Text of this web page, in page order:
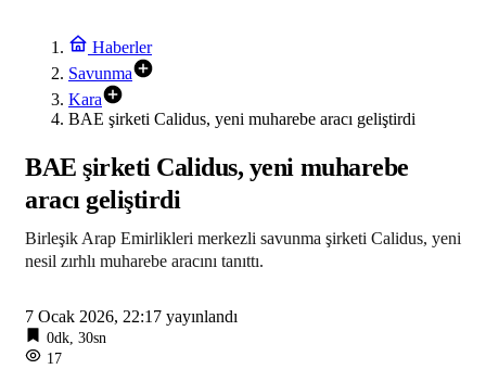
Haberler
Savunma
Kara
BAE şirketi Calidus, yeni muharebe aracı geliştirdi
BAE şirketi Calidus, yeni muharebe
aracı geliştirdi
Birleşik Arap Emirlikleri merkezli savunma şirketi Calidus, yeni
nesil zırhlı muharebe aracını tanıttı.
7 Ocak 2026, 22:17 yayınlandı
0dk, 30sn
17